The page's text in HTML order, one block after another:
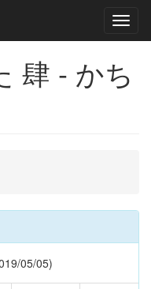
肆 - かち
05/05)